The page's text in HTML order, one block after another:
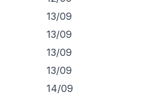
13/09
13/09
13/09
13/09
14/09